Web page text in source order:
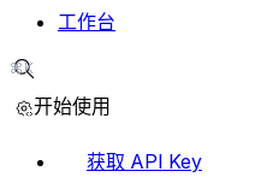
工作台
⌘K
开始使用
获取 API Key